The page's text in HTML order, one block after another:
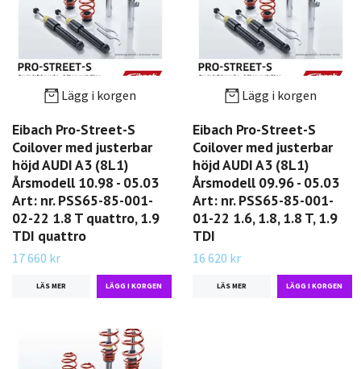
Lägg i korgen
Eibach Pro-Street-S
Coilover med justerbar
höjd AUDI A3 (8L1)
Årsmodell 10.98 - 05.03
Art: nr. PSS65-85-001-
02-22 1.8 T quattro, 1.9
TDI quattro
17 660 kr
LÄS MER
Lägg i korgen
Eibach Pro-Street-S
Coilover med justerbar
höjd AUDI A3 (8L1)
Årsmodell 09.96 - 05.03
Art: nr. PSS65-85-001-
01-22 1.6, 1.8, 1.8 T, 1.9
TDI
16 620 kr
LÄS MER